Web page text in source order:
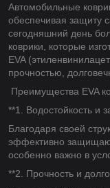
Автомобильные
обеспечивая защиту
сегодняшний день
коврики, которые
EVA
прочностью,
Преимущества EVA
**1. Водостойкость и
Благодаря своей
эффективно
особенно важно в
**2. Прочность и